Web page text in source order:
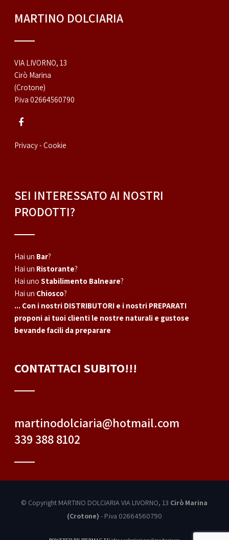
MARTINO DOLCIARIA
VIA LIVORNO, 13
Cirò Marina
(Crotone)
P.iva 02664560790
Privacy - Cookie
SEI INTERESSATO AI NOSTRI
PRODOTTI?
Hai un Bar?
Hai un Ristorante?
Hai uno Stabilimento Balneare?
Hai un Chiosco?
... Con i nostri DISTRIBUTORI e i nostri PREPARATI
proponi ai tuoi clienti le nostre naturali e gustose
bevande facili da preparare
CONTATTACI SUBITO!!!
martinodolciaria@hotmail.com
339 388 8102
© Copyright MARTINO DOLCIARIAVIA LIVORNO, 13 Cirò Marina
(Crotone) - P.iva 02664560790